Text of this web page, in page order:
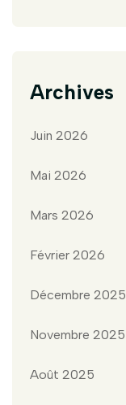
Archives
Juin 2026
Mai 2026
Mars 2026
Février 2026
Décembre 2025
Novembre 2025
Août 2025